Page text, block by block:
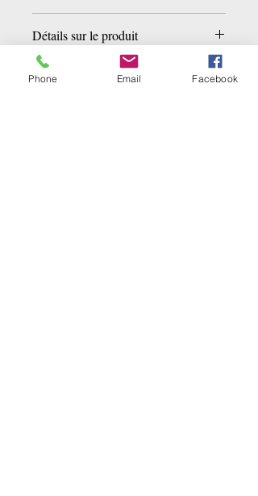
Collectif
Détails sur le produit
Broché:
Editeur :
Editions Autrement (2
Phone Email Facebook